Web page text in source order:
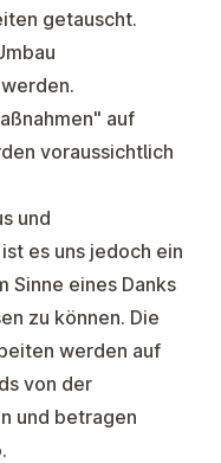
getauscht.
auf
voraussichtlich
und
es uns jedoch ein
Sinne eines Danks
zu können. Die
werden auf
von der
und betragen